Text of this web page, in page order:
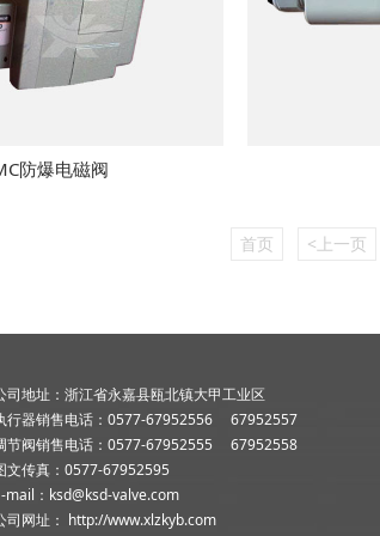
防爆电磁阀
首页 <上一页
司地址：浙江省永嘉县瓯北镇大甲工业区
行器销售电话：0577-67952556 67952557
节阀销售电话：0577-67952555 67952558
文传真：0577-67952595
mail：ksd@ksd-valve.com
司网址： http://www.xlzkyb.com